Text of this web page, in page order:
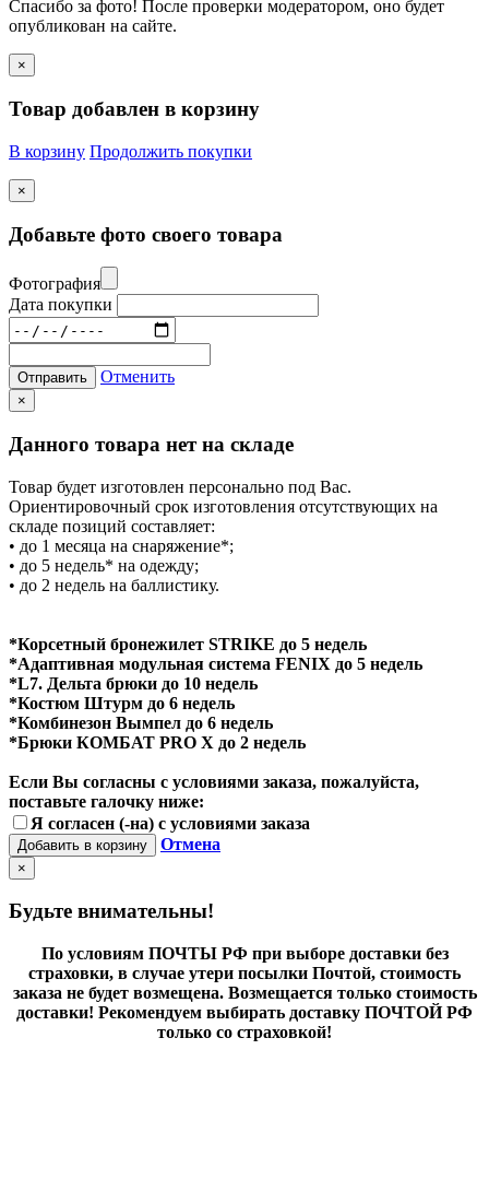
Спасибо за фото! После проверки модератором, оно будет
опубликован на сайте.
×
Товар добавлен в корзину
В корзину Продолжить покупки
×
Добавьте фото своего товара
Фотография
Дата покупки
Отправить Отменить
×
Данного товара нет на складе
Товар будет изготовлен персонально под Вас.
Ориентировочный срок изготовления отсутствующих на
складе позиций составляет:
• до 1 месяца на снаряжение*;
• до 5 недель* на одежду;
• до 2 недель на баллистику.
*Корсетный бронежилет STRIKE до 5 недель
*Адаптивная модульная система FENIX до 5 недель
*L7. Дельта брюки до 10 недель
*Костюм Штурм до 6 недель
*Комбинезон Вымпел до 6 недель
*Брюки КОМБАТ PRO X до 2 недель
Если Вы согласны с условиями заказа, пожалуйста,
поставьте галочку ниже:
Я согласен (-на) с условиями заказа
Добавить в корзину Отмена
×
Будьте внимательны!
По условиям ПОЧТЫ РФ при выборе доставки без
страховки, в случае утери посылки Почтой, стоимость
заказа не будет возмещена. Возмещается только стоимость
доставки! Рекомендуем выбирать доставку ПОЧТОЙ РФ
только со страховкой!